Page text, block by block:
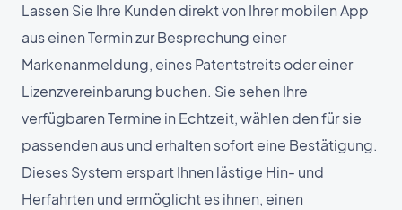
Lassen Sie Ihre Kunden direkt von Ihrer mobilen App
aus einen Termin zur Besprechung einer
Markenanmeldung, eines Patentstreits oder einer
Lizenzvereinbarung buchen. Sie sehen Ihre
verfügbaren Termine in Echtzeit, wählen den für sie
passenden aus und erhalten sofort eine Bestätigung.
Dieses System erspart Ihnen lästige Hin- und
Herfahrten und ermöglicht es ihnen, einen